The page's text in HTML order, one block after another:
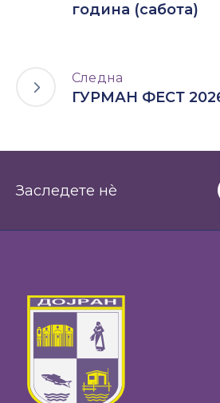
година (сабота)
Следна
ГУРМАН ФЕСТ
Заследете нè